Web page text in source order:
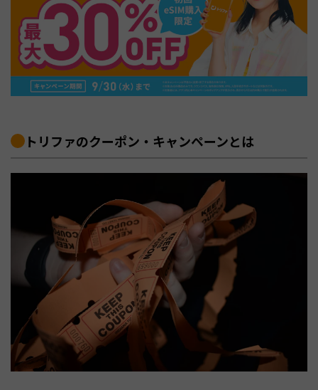
トリファのクーポン・キャンペーンとは